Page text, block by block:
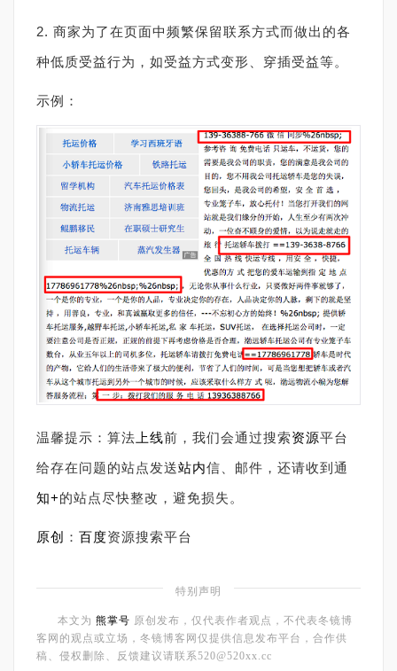
2. 商家为了在页面中频繁保留联系方式而做出的各
种低质受益行为，如受益方式变形、穿插受益等。
示例：
温馨提示：算法 上线前，我们会通过搜索资源平台
给存在问题的站点发送站内信、邮件，还请收到通
知+的站点尽快整改，避免损失。
原创 ： 百度资源搜索平台
特别声明
本文为 熊掌号 原创发布，仅代表作者观点，不代表冬镜博
客网的观点或立场，冬镜博客网仅提供信息发布平台，合作供
稿、侵权删除、反馈建议请联系520@520xx.cc